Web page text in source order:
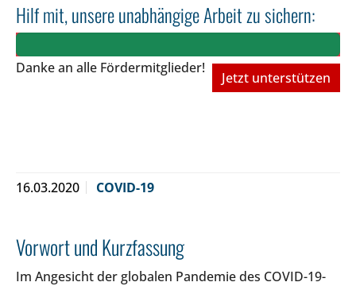
Hilf mit, unsere unabhängige Arbeit zu sichern:
Danke an alle Fördermitglieder!
Jetzt unterstützen
16.03.2020 COVID-19
Vorwort und Kurzfassung
Im Angesicht der globalen Pandemie des COVID-19-